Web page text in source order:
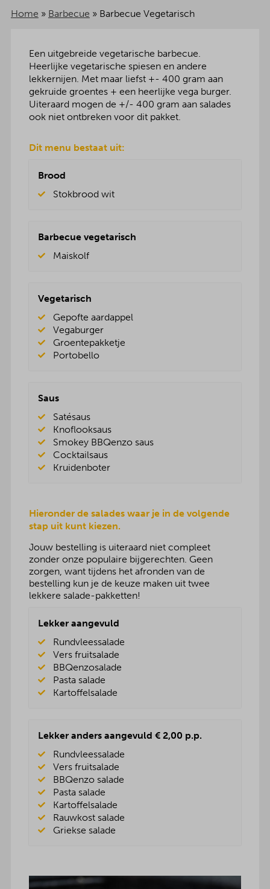
Home » Barbecue » Barbecue Vegetarisch
Een uitgebreide vegetarische barbecue.
Heerlijke vegetarische spiesen en andere
lekkernijen. Met maar liefst +- 400 gram aan
gekruide groentes + een heerlijke vega burger.
Uiteraard mogen de +/- 400 gram aan salades
ook niet ontbreken voor dit pakket.
Dit menu bestaat uit:
Brood
Stokbrood wit
Barbecue vegetarisch
Maiskolf
Vegetarisch
Gepofte aardappel
Vegaburger
Groentepakketje
Portobello
Saus
Satésaus
Knoflooksaus
Smokey BBQenzo saus
Cocktailsaus
Kruidenboter
Hieronder de salades waar je in de volgende
stap uit kunt kiezen.
Jouw bestelling is uiteraard niet compleet
zonder onze populaire bijgerechten. Geen
zorgen, want tijdens het afronden van de
bestelling kun je de keuze maken uit twee
lekkere salade-pakketten!
Lekker aangevuld
Rundvleessalade
Vers fruitsalade
BBQenzosalade
Pasta salade
Kartoffelsalade
Lekker anders aangevuld € 2,00 p.p.
Rundvleessalade
Vers fruitsalade
BBQenzo salade
Pasta salade
Kartoffelsalade
Rauwkost salade
Griekse salade